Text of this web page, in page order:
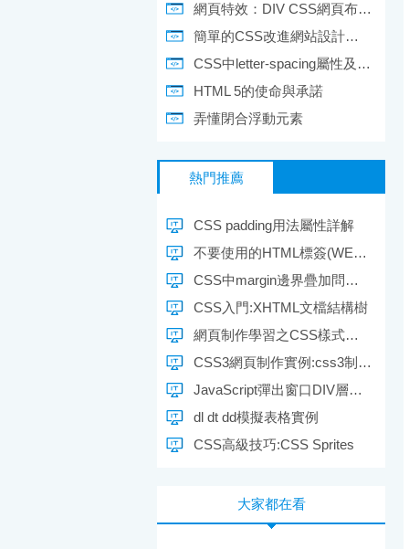
網頁特效：DIV CSS網頁布局導航菜單源代碼(20)
簡單的CSS改進網站設計的三個技巧
CSS中letter-spacing屬性及其用法簡介
HTML 5的使命與承諾
弄懂閉合浮動元素
熱門推薦
CSS padding用法屬性詳解
不要使用的HTML標簽(WEB標准網頁布局)
CSS中margin邊界疊加問題及解決方案(2)
CSS入門:XHTML文檔結構樹
網頁制作學習之CSS樣式表的優先權
CSS3網頁制作實例:css3制作創意樣式按鈕
JavaScript彈出窗口DIV層效果代碼(2)
dl dt dd模擬表格實例
CSS高級技巧:CSS Sprites
大家都在看